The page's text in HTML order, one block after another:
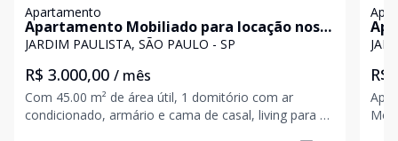
Apartamento
Apartamento Mobiliado para locação nos
Jardins
JARDIM PAULISTA, SÃO PAULO - SP
R$ 3.000,00 / mês
Com 45.00 m² de área útil, 1 domitório com ar
condicionado, armário e cama de casal, living para 2
R$